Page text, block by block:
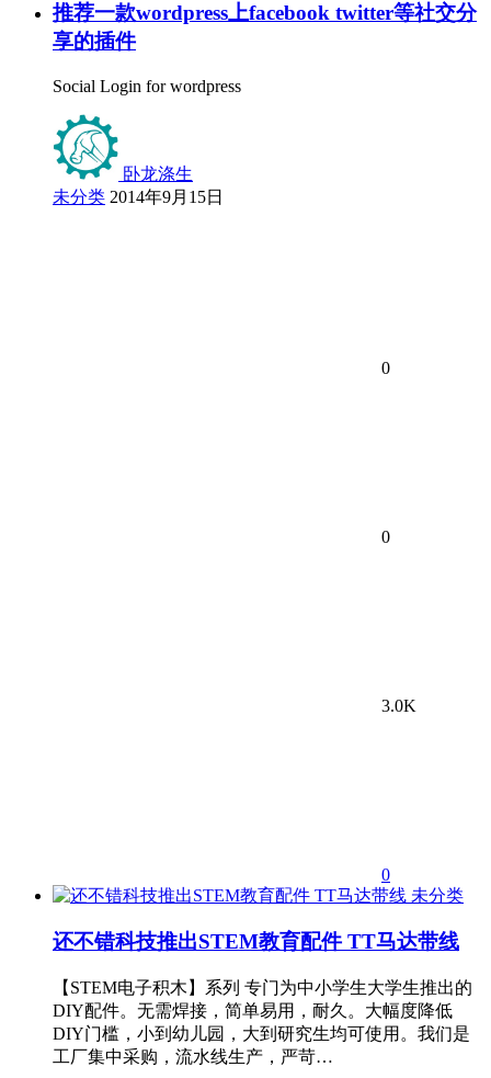
推荐一款wordpress上facebook twitter等社交分
享的插件
Social Login for wordpress
卧龙涤生
未分类 2014年9月15日
0
0
3.0K
0
未分类
还不错科技推出STEM教育配件 TT马达带线
【STEM电子积木】系列 专门为中小学生大学生推出的
DIY配件。无需焊接，简单易用，耐久。大幅度降低
DIY门槛，小到幼儿园，大到研究生均可使用。我们是
工厂集中采购，流水线生产，严苛…